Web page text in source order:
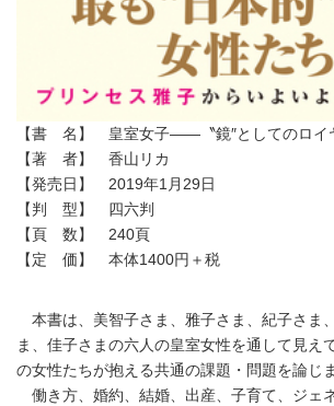
【書 名】 皇室女子――〝鏡″としてのロイ
【著 者】 香山リカ
【発売日】 2019年1月29日
【判 型】 四六判
【頁 数】 240頁
【定 価】 本体1400円＋税
本書は、美智子さま、雅子さま、紀子さま
ま、佳子さまの六人の皇室女性を通して見え
の女性たちが抱える共通の課題・問題を論じま
働き方、婚約、結婚、出産、子育て、ジェ